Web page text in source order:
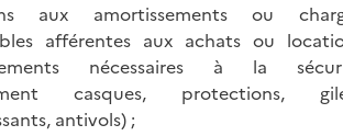
aux amortissements ou
afférentes aux achats ou
nécessaires à la
casques, protections,
antivols) ;